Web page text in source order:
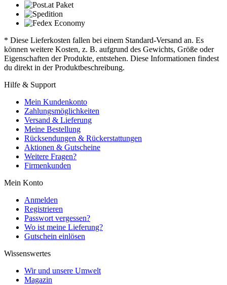
* Diese Lieferkosten fallen bei einem Standard-Versand an. Es
können weitere Kosten, z. B. aufgrund des Gewichts, Größe oder
Eigenschaften der Produkte, entstehen. Diese Informationen findest
du direkt in der Produktbeschreibung.
Hilfe & Support
Mein Kundenkonto
Zahlungsmöglichkeiten
Versand & Lieferung
Meine Bestellung
Rücksendungen & Rückerstattungen
Aktionen & Gutscheine
Weitere Fragen?
Firmenkunden
Mein Konto
Anmelden
Registrieren
Passwort vergessen?
Wo ist meine Lieferung?
Gutschein einlösen
Wissenswertes
Wir und unsere Umwelt
Magazin